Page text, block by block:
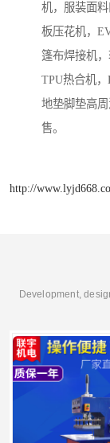
机，服装面
板压花机，
篷布焊接机
TPU热合机，
地垫脚垫高
售。
http://
Development,